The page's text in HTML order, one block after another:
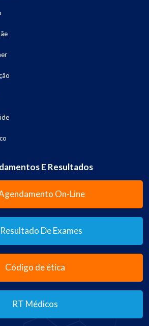
E Resultados
On-Line
Resultado De Exames
Código de ética
RT Médicos